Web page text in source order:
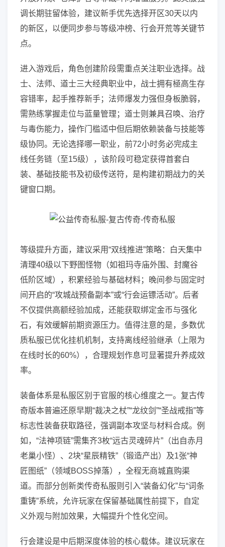
调长期驻留体验，建议新手优先选择开区30天以内
的新区，以便同步参与等级冲榜、行会开荒等关键节
点。
进入游戏后，角色创建阶段需重点关注职业选择。战
士、法师、道士三大经典职业中，战士拥有極高生存
容错率，起手推荐新手；法师爆发力强但身板脆弱，
需熟练掌握走位与蓝量管理；道士则兼具召唤、治疗
与毒伤能力，操作门槛适中但后期依赖装备与技能等
级协同。无论选择哪一职业，前72小时务必完成主
线任务链（至15级），该阶段可稳定获得首套白
装、基础技能书及初级传送符，是构建初期战力的关
键窗口期。
等级提升方面，建议采用“双线推进”策略：白天集中
清理40级以下野图怪物（如祖玛寺庙外围、封魔谷
低阶区域），积累经验与基础材料；晚间参与固定时
间开启的“攻城战预备副本”或“行会运镖活动”。后者
不仅提供高额经验加成，还能获取绑定金币与强化
石，有效缓解前期资源压力。值得注意的是，多数优
质私服已优化挂机机制，支持离线经验继承（上限为
在线时长的60%），合理规划作息可显著提升养成效
率。
装备体系是私服区别于官服的核心维度之一。复古传
奇版本普遍还原早期“裁决之杖”“龙纹剑”“圣战戒指”等
标志性装备获取路径，强调副本攻坚与材料合成。例
如，“法神项链”需集齐3枚“远古灵魂碎片”（出自赤月
老巢小怪）、2块“星辰精铁”（锻造产出）及1张“神
匠图纸”（领域BOSS掉落），全程无商城直购渠
道。而部分创新类传奇私服则引入“装备幻化”与“词条
重铸”系统，允许玩家在保留基础属性前提下，自定
义外观与附加效果，大幅提升个性化空间。
行会建设是中后期深度体验的核心载体。建议玩家在